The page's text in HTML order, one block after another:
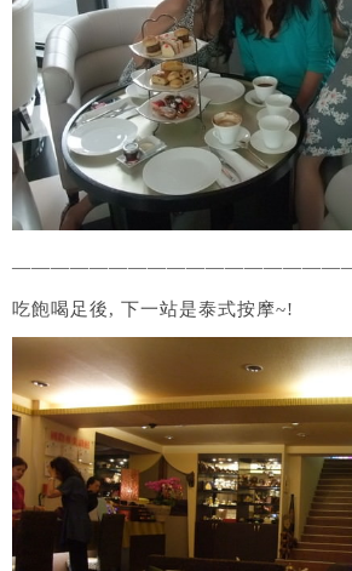
吃飽喝足後, 下一站是泰式按摩~!